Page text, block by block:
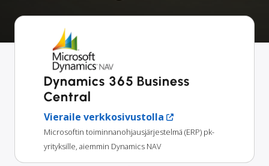
Dynamics 365 Business
Central
Vieraile verkkosivustolla
Microsoftin toiminnanohjausjärjestelmä (ERP) pk-
yrityksille, aiemmin Dynamics NAV